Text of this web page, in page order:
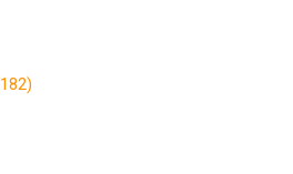
182